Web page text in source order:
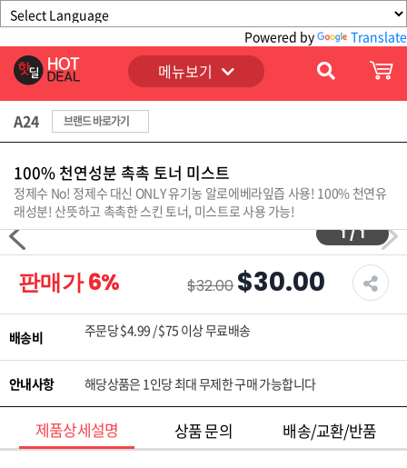
Powered by Translate
메뉴보기
A24 브랜드 바로가기
100% 천연성분 촉촉 토너 미스트
정제수 No! 정제수 대신 ONLY 유기농 알로에베라잎즙 사용! 100% 천연유
래성분! 산뜻하고 촉촉한 스킨 토너, 미스트로 사용 가능!
1 / 1
판매가6% $32.00 $30.00
배송비 주문당 $4.99 / $75 이상 무료배송
안내사항 해당상품은 1인당 최대 무제한 구매 가능합니다
제품상세설명 상품 문의 배송/교환/반품